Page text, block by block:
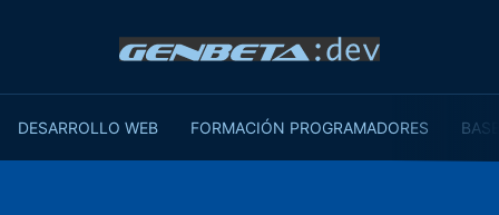
DESARROLLO WEB FORMACIÓN PROGRAMADORES